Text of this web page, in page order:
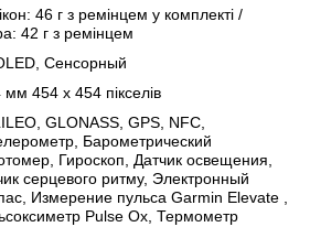
46 г з ремінцем у комплекті /
42 г з ремінцем
Сенсорный
мм 454 х 454 пікселів
GLONASS GPS NFC
Барометрический
Гироскоп Датчик освещения
серцевого ритму, Электронный
Измерение пульса Garmin Elevate
Pulse Ox Термометр